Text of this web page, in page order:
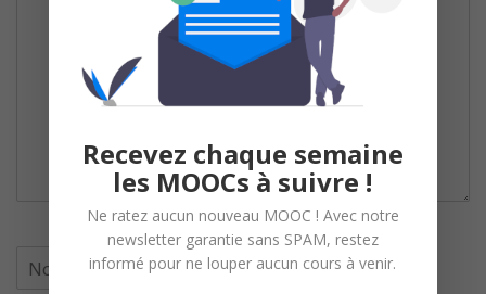
Recevez chaque semaine
les MOOCs à suivre !
Ne ratez aucun nouveau MOOC ! Avec notre
newsletter garantie sans SPAM, restez
informé pour ne louper aucun cours à venir.